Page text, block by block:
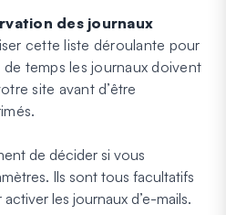
des journaux
cette liste déroulante pour
temps les journaux doivent
site avant d’être
de décider si vous
Ils sont tous facultatifs
les journaux d’e-mails.